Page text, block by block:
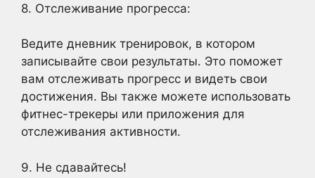
8. Отслеживание прогресса:
Ведите дневник тренировок, в котором
записывайте свои результаты. Это поможет
вам отслеживать прогресс и видеть свои
достижения. Вы также можете использовать
фитнес-трекеры или приложения для
отслеживания активности.
9. Не сдавайтесь!